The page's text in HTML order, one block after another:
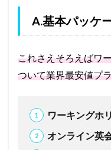
A.基本パッケ
これさえそろえばワ
ついて業界最安値プ
ワーキングホ
オンライン英